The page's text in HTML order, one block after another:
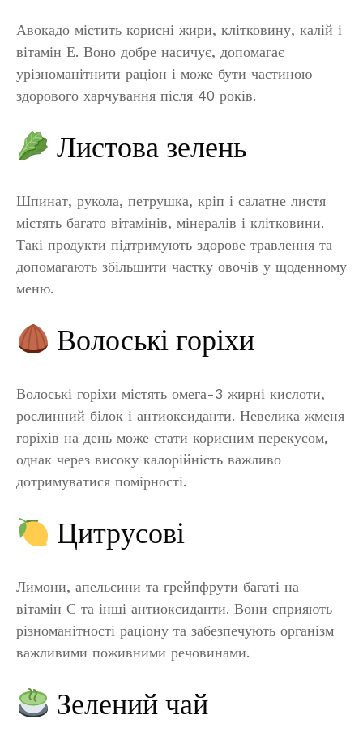
Авокадо містить корисні жири, клітковину, калій і
вітамін Е. Воно добре насичує, допомагає
урізноманітнити раціон і може бути частиною
здорового харчування після 40 років.
Листова зелень
Шпинат, рукола, петрушка, кріп і салатне листя
містять багато вітамінів, мінералів і клітковини.
Такі продукти підтримують здорове травлення та
допомагають збільшити частку овочів у щоденному
меню.
Волоські горіхи
Волоські горіхи містять омега-3 жирні кислоти,
рослинний білок і антиоксиданти. Невелика жменя
горіхів на день може стати корисним перекусом,
однак через високу калорійність важливо
дотримуватися помірності.
Цитрусові
Лимони, апельсини та грейпфрути багаті на
вітамін С та інші антиоксиданти. Вони сприяють
різноманітності раціону та забезпечують організм
важливими поживними речовинами.
Зелений чай